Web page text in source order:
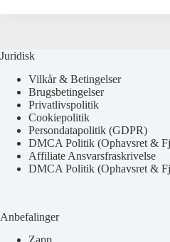
Juridisk
Vilkår & Betingelser
Brugsbetingelser
Privatlivspolitik
Cookiepolitik
Persondatapolitik (GDPR)
DMCA Politik (Ophavsret &
Affiliate Ansvarsfraskrivelse
DMCA Politik (Ophavsret &
Anbefalinger